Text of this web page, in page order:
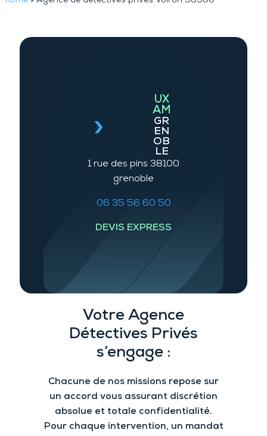
Votre Agence
Détectives Privés
s’engage :
Chacune de nos missions repose sur
un accord vous assurant discrétion
absolue et totale confidentialité.
Pour chaque intervention, un mandat
UX
AM
GR
EN
OB
LE
1 rue des pins 38100
grenoble
06 35 56 60 50
DEVIS EXPRESS